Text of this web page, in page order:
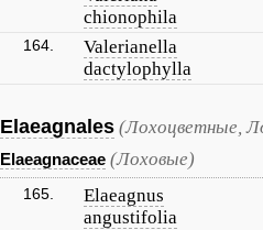
chionophila
164.
Valerianella
dactylophylla
Elaeagnales (Лохоцветные,
Elaeagnaceae (Лоховые)
165.
Elaeagnus
angustifolia